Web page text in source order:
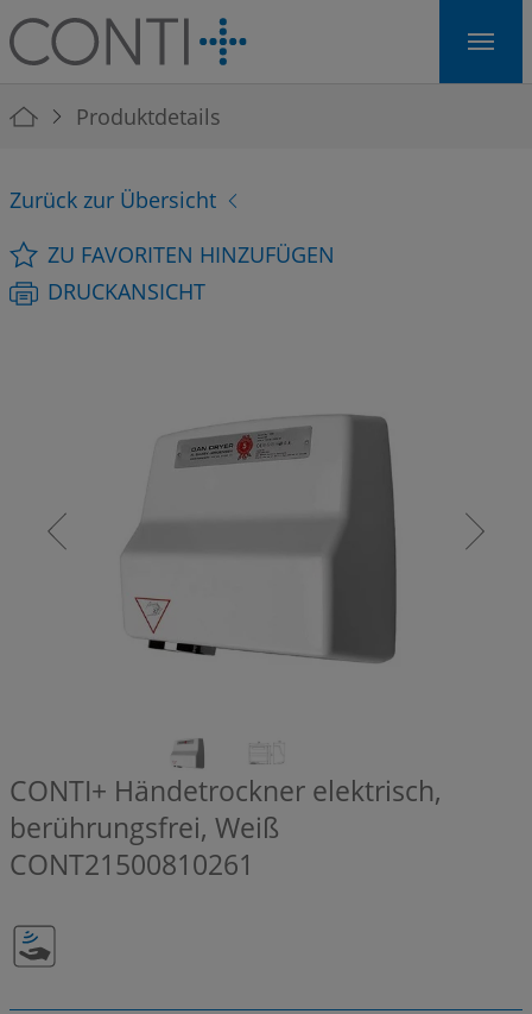
Skip to main navigation
Skip to main content
Skip to page footer
You are here:
Produktdetails
Zurück zur Übersicht
ZU FAVORITEN HINZUFÜGEN
DRUCKANSICHT
CONTI+ Händetrockner elektrisch,
berührungsfrei, Weiß
CONT21500810261